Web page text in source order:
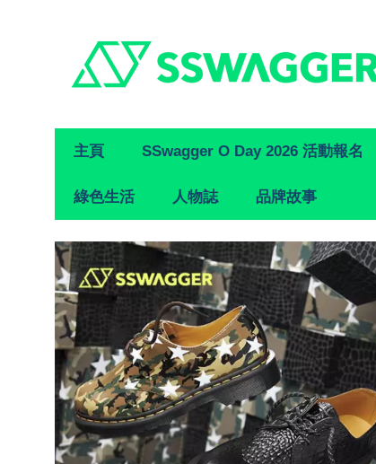
Primary
Navigation
主頁 SSwagger O Day 2026 活動報名
綠色生活 人物誌 品牌故事